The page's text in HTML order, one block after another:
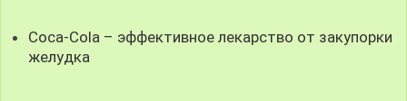
Coca-Cola – эффективное лекарство от закупорки
желудка